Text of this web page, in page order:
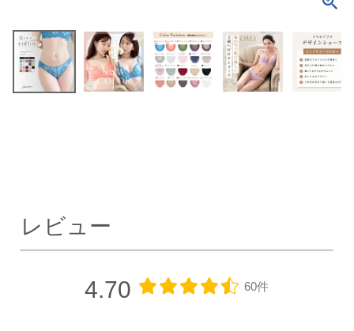
レビュー
4.70 60件